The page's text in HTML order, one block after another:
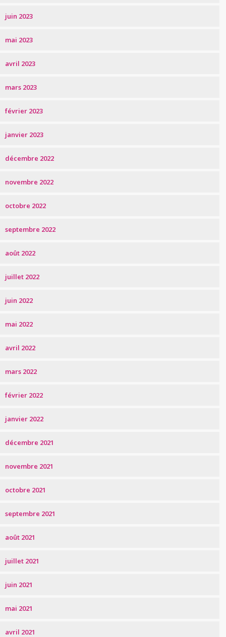
juin 2023
mai 2023
avril 2023
mars 2023
février 2023
janvier 2023
décembre 2022
novembre 2022
octobre 2022
septembre 2022
août 2022
juillet 2022
juin 2022
mai 2022
avril 2022
mars 2022
février 2022
janvier 2022
décembre 2021
novembre 2021
octobre 2021
septembre 2021
août 2021
juillet 2021
juin 2021
mai 2021
avril 2021